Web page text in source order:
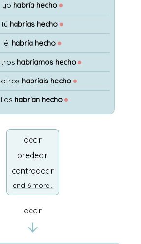
yo habría hecho ●
tú habrías hecho ●
él habría hecho ●
habríamos hecho ●
habríais hecho ●
habrían hecho ●
decir
predecir
contradecir
and 6 more...
decir